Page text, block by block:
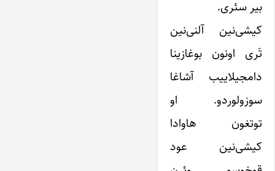
بیر سئری.
کیشی‌نین آلنی‌نین
تَری اونون بوغازینا
دامجیلاییب آشاغا
سوزولوردو. او
توتغون هاوادا
کیشی‌نین عود